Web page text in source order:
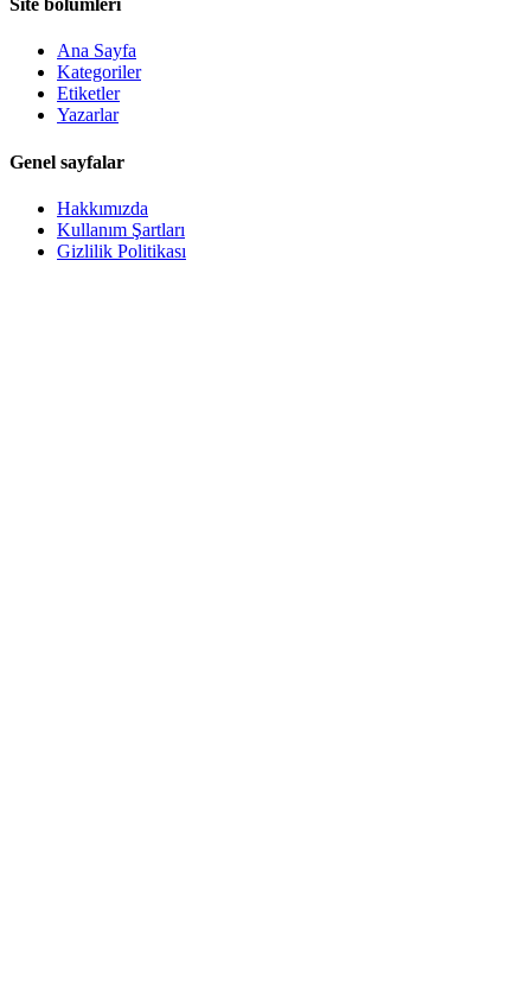
Site bölümleri
Ana Sayfa
Kategoriler
Etiketler
Yazarlar
Genel sayfalar
Hakkımızda
Kullanım Şartları
Gizlilik Politikası